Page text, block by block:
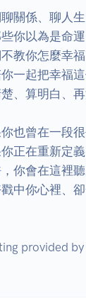
關係、聊人
你以為是命
教你怎麼幸福
你一起把幸福
、算明白、再
也曾在一段
正在重新定
你會在這裡
中你心裡、
provided by